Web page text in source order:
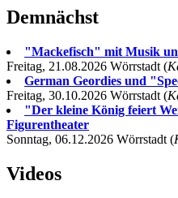
Demnächst
"Mackefisch" mit Musik
Freitag, 21.08.2026 Wörrstadt (
German Geordies und
Freitag, 30.10.2026 Wörrstadt (
"Der kleine König feiert
Figurentheater
Sonntag, 06.12.2026 Wörrstadt (
Videos